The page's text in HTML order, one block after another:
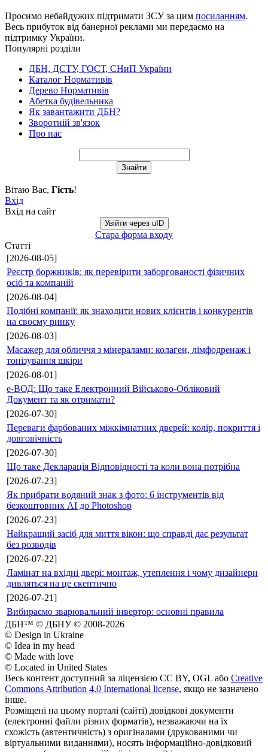
Просимо небайдужих підтримати ЗСУ за цим посиланням.
Весь прибуток від банерної реклами ми передаємо на
підтримку України.
Популярні розділи
ДБН, ДСТУ, ГОСТ, СНиП України
Каталог Нормативів
Дерево Нормативів
Абетка будівельника
Як завантажити ДБН?
Зворотній зв'язок
Про нас
Вітаю Вас, Гість!
Вхід
Вхід на сайт
Увійти через uID
Стара форма входу
Статті
[2026-08-05]
Реєстр боржників: як перевірити заборгованості фізичних
осіб та компаній
[2026-08-04]
Подібні компанії: як знаходити нових клієнтів і конкурентів
на своєму ринку
[2026-08-03]
Масажер для обличчя з мінералами: колаген, лімфодренаж і
тонізування шкіри
[2026-08-01]
е-ВОД: Що таке Електронний Військово-Обліковий
Документ та як отримати?
[2026-07-30]
Переваги фарбованих міжкімнатних дверей: колір, покриття і
довговічність
[2026-07-30]
Що таке Декларація Відповідності та коли вона потрібна
[2026-07-23]
Як прибрати водяний знак з фото: 6 інструментів від
безкоштовних AI до Photoshop
[2026-07-23]
Найкращий засіб для миття вікон: що справді дає результат
без розводів
[2026-07-22]
Ламінат на вхідні двері: монтаж, утеплення і чому дизайнери
дивляться на це скептично
[2026-07-21]
Вибираємо зварювальний інвертор: основні правила
ДБН™ © ДБНУ © 2008-2026
© Design in Ukraine
© Idea in my head
© Made with love
© Located in United States
Весь контент доступний за ліцензією CC BY, OGL або Creative
Commons Attribution 4.0 International license, якщо не зазначено
інше.
Розміщені на цьому порталі (сайті) довідкові документи
(електронні файли різних форматів), незважаючи на їх
схожість (автентичність) з оригіналами (друкованими чи
віртуальними виданнями), носять інформаційно-довідковий